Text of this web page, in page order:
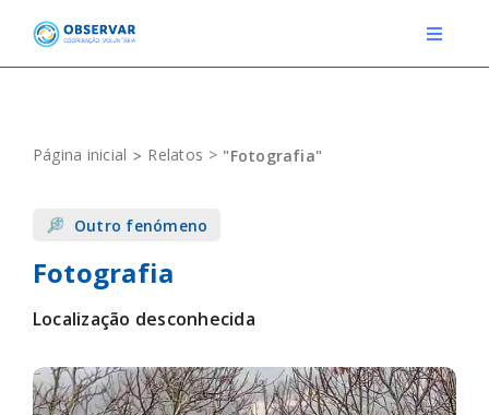
content
Toggle
EVENTOS
DEFINIÇÕES
F.A.Q.
Página inicial Relatos "Fotografia"
Outro fenómeno
Fotografia
Localização desconhecida